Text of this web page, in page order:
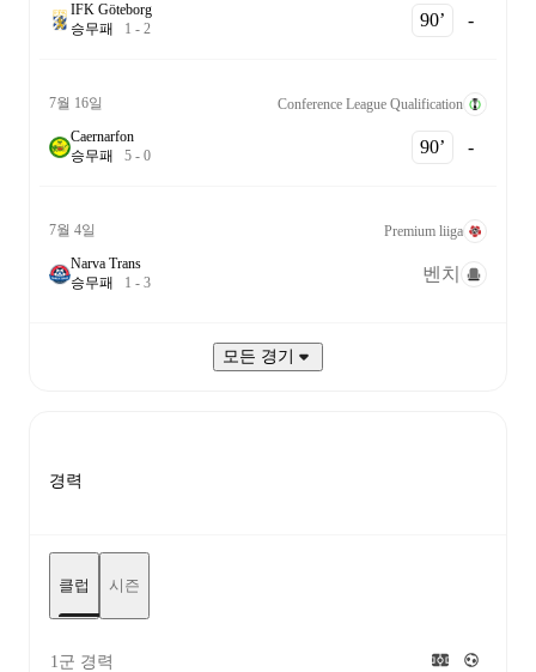
IFK Göteborg
승무패 1 - 2 90‎’‎ -
7월 16일
Conference League Qualification
Caernarfon
승무패 5 - 0 90‎’‎ -
7월 4일
Premium liiga
Narva Trans
승무패 1 - 3 벤치
모든 경기
경력
클럽 시즌
1군 경력